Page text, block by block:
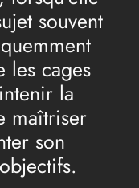
souvent
les cages
la
maîtriser
son